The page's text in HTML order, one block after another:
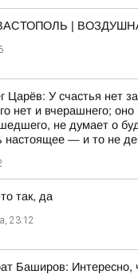
|
Царёв: У счастья нет
нет и вчерашнего;
не думает о
настоящее — и то не
так, да
23:12
Баширов: Интересно,